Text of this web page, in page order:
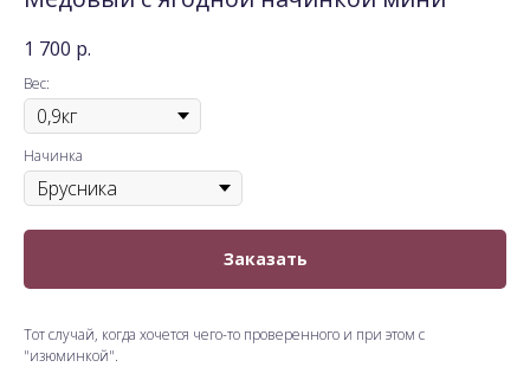
1 700 р.
Вес:
Начинка
Заказать
Тот случай, когда хочется чего-то проверенного и при этом с
"изюминкой".